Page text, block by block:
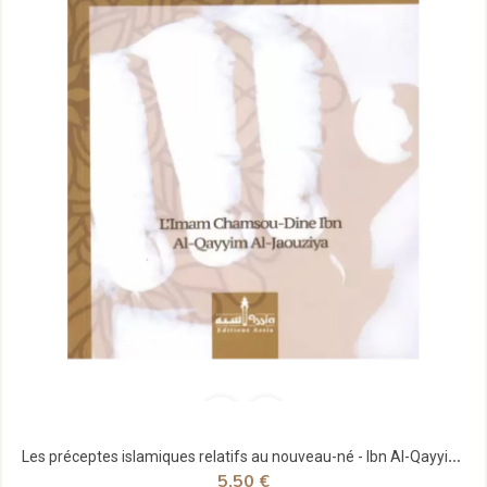
Les préceptes islamiques relatifs au nouveau-né - Ibn Al-Qayyim - Assia
5,50 €